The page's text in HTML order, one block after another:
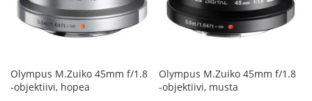
Olympus M.Zuiko 45mm f/1.8
-objektiivi, hopea
Olympus M.Zuiko 45mm f/1.8
-objektiivi, musta